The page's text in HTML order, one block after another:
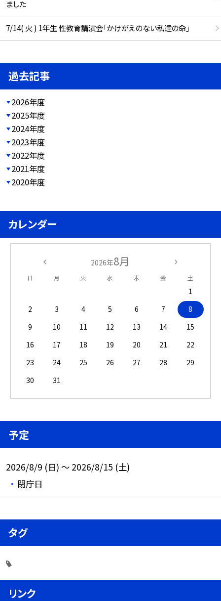
ました
7/14( 火 ) 1年生 性教育講演会「かけがえのない私達の命」
過去記事
2026年度
2025年度
2024年度
2023年度
2022年度
2021年度
2020年度
カレンダー
2026年8月
日 月 火 水 木 金 土
1
2
3 4 5 6 7
8
9
10 11 12 13 14
15
16
17 18 19 20 21
22
23
24 25 26 27 28
29
30
31
予定
2026/8/9 (日) ～ 2026/8/15 (土)
閉庁日
タグ
リンク